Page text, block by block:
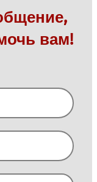
вам!